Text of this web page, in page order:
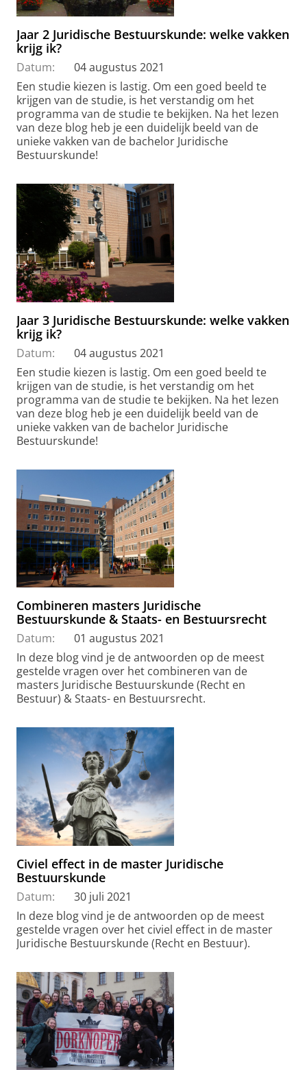
Jaar 2 Juridische Bestuurskunde: welke vakken
krijg ik?
Datum:
04 augustus 2021
Een studie kiezen is lastig. Om een goed beeld te
krijgen van de studie, is het verstandig om het
programma van de studie te bekijken. Na het lezen
van deze blog heb je een duidelijk beeld van de
unieke vakken van de bachelor Juridische
Bestuurskunde!
Jaar 3 Juridische Bestuurskunde: welke vakken
krijg ik?
Datum:
04 augustus 2021
Een studie kiezen is lastig. Om een goed beeld te
krijgen van de studie, is het verstandig om het
programma van de studie te bekijken. Na het lezen
van deze blog heb je een duidelijk beeld van de
unieke vakken van de bachelor Juridische
Bestuurskunde!
Combineren masters Juridische
Bestuurskunde & Staats- en Bestuursrecht
Datum:
01 augustus 2021
In deze blog vind je de antwoorden op de meest
gestelde vragen over het combineren van de
masters Juridische Bestuurskunde (Recht en
Bestuur) & Staats- en Bestuursrecht.
Civiel effect in de master Juridische
Bestuurskunde
Datum:
30 juli 2021
In deze blog vind je de antwoorden op de meest
gestelde vragen over het civiel effect in de master
Juridische Bestuurskunde (Recht en Bestuur).